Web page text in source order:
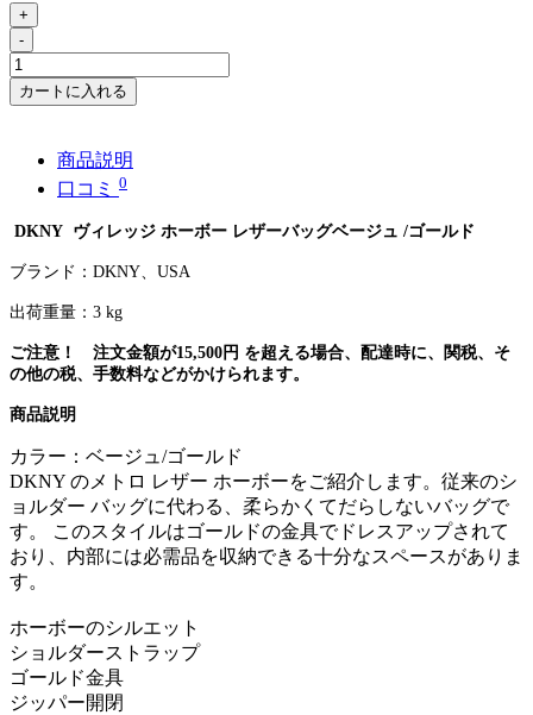
+
-
カートに入れる
商品説明
口コミ 0
DKNY ヴィレッジ ホーボー レザーバッグベージュ /ゴールド
ブランド： DKNY USA
出荷重量：3 kg
ご注意！ 注文金額が15,500 円 を超える場合、配達時に、関税、そ
の他の税、手数料などがかけられます。
商品説明
カラー：ベージュ/ゴールド
DKNY のメトロ レザー ホーボーをご紹介します。従来のシ
ョルダー バッグに代わる、柔らかくてだらしないバッグで
す。 このスタイルはゴールドの金具でドレスアップされて
おり、内部には必需品を収納できる十分なスペースがありま
す。
ホーボーのシルエット
ショルダーストラップ
ゴールド金具
ジッパー開閉